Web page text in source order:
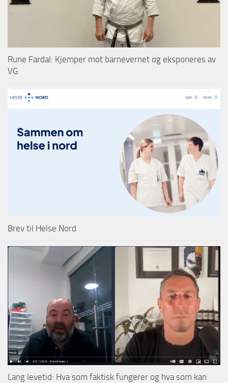
Rune Fardal: Kjemper mot barnevernet og eksponeres av
VG
Brev til Helse Nord
Lang levetid: Hva som faktisk fungerer og hva som kan